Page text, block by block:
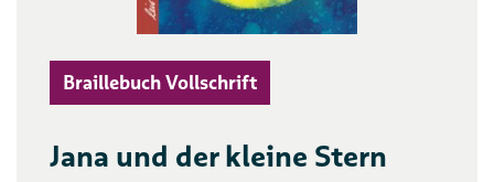
Braillebuch Vollschrift
Jana und der kleine Stern